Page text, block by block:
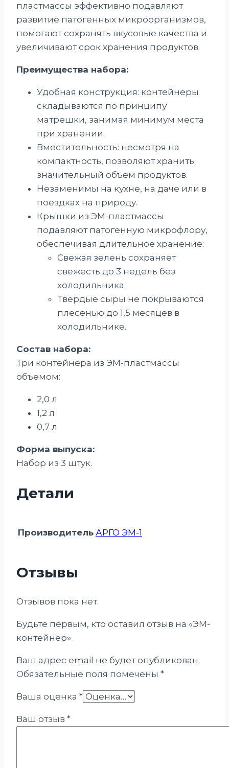
пластмассы эффективно подавляют
развитие патогенных микроорганизмов,
помогают сохранять вкусовые качества и
увеличивают срок хранения продуктов.
Преимущества набора:
Удобная конструкция: контейнеры
складываются по принципу
матрешки, занимая минимум места
при хранении.
Вместительность: несмотря на
компактность, позволяют хранить
значительный объем продуктов.
Незаменимы на кухне, на даче или в
поездках на природу.
Крышки из ЭМ-пластмассы
подавляют патогенную микрофлору,
обеспечивая длительное хранение:
Свежая зелень сохраняет
свежесть до 3 недель без
холодильника.
Твердые сыры не покрываются
плесенью до 1,5 месяцев в
холодильнике.
Состав набора:
Три контейнера из ЭМ-пластмассы
объемом:
2,0 л
1,2 л
0,7 л
Форма выпуска:
Набор из 3 штук.
Детали
Производитель АРГО ЭМ-1
Отзывы
Отзывов пока нет.
Будьте первым, кто оставил отзыв на «ЭМ-
контейнер»
Ваш адрес email не будет опубликован.
Обязательные поля помечены *
Ваша оценка *
Ваш отзыв *